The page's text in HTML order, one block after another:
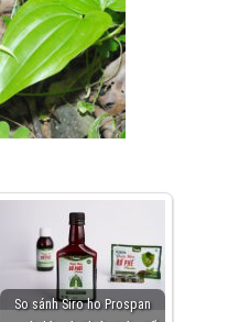
So sánh Siro ho Prospan